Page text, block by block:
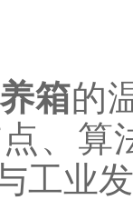
箱的
、算
工业